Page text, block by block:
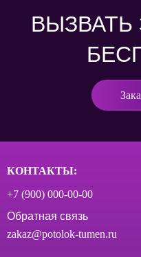
КОНТАКТЫ:
+7 (900) 000‑00-00
Обратная связь
zakaz@potolok-tumen.ru